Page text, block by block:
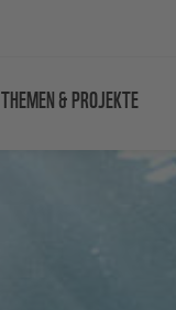
THEMEN & PROJEKTE